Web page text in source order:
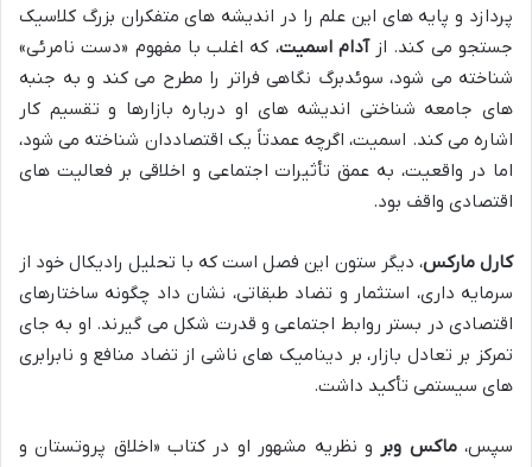
پردازد و پایه های این علم را در اندیشه های متفکران بزرگ کلاسیک
جستجو می کند. ازآدام اسمیت، که اغلب با مفهوم «دست نامرئی»
شناخته می شود، سوئدبرگ نگاهی فراتر را مطرح می کند و به جنبه
های جامعه شناختی اندیشه های او درباره بازارها و تقسیم کار
اشاره می کند. اسمیت، اگرچه عمدتاً یک اقتصاددان شناخته می شود،
اما در واقعیت، به عمق تأثیرات اجتماعی و اخلاقی بر فعالیت های
اقتصادی واقف بود.
کارل مارکس، دیگر ستون این فصل است که با تحلیل رادیکال خود از
سرمایه داری، استثمار و تضاد طبقاتی، نشان داد چگونه ساختارهای
اقتصادی در بستر روابط اجتماعی و قدرت شکل می گیرند. او به جای
تمرکز بر تعادل بازار، بر دینامیک های ناشی از تضاد منافع و نابرابری
های سیستمی تأکید داشت.
سپس،ماکس وبر و نظریه مشهور او در کتاب «اخلاق پروتستان و